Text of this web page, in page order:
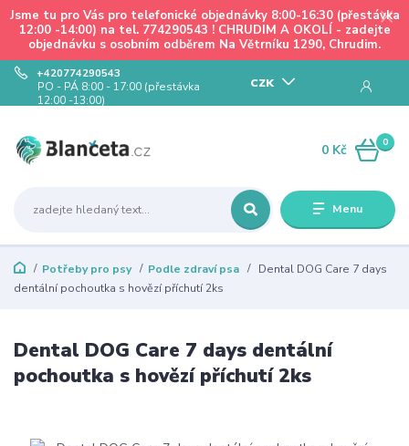
Jsme tu pro Vás pro telefonické objednávky 8:00-16:30 (přestávka
12:00 -14:00) na tel. 774290543 ! CHRUDIM A OKOLÍ - zadejte
objednávku s osobním odběrem Na Větrníku 1290, Chrudim.
Menu
CZK
+420774290543
PO - PÁ 8:00 - 17:00 (přestávka
12:00 -13:00)
0
0 Kč
Potřeby pro psy Podle zdraví psa
Dental DOG Care 7 days
dentální pochoutka s hovězí příchutí 2ks
Dental DOG Care 7 days dentální
pochoutka s hovězí příchutí 2ks